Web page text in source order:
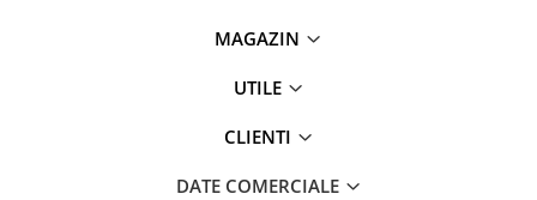
MAGAZIN
UTILE
CLIENTI
DATE COMERCIALE